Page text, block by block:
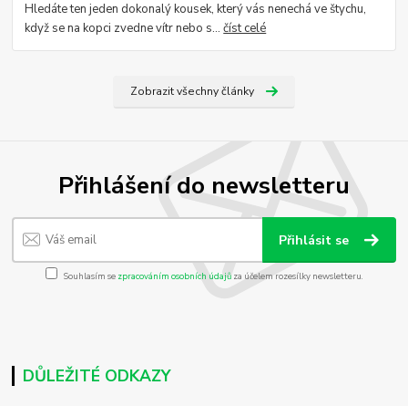
Hledáte ten jeden dokonalý kousek, který vás nenechá ve štychu,
když se na kopci zvedne vítr nebo s...číst celé
Zobrazit všechny články
Přihlášení do newsletteru
Přihlásit se
Souhlasím se zpracováním osobních údajůza účelem rozesílky newsletteru.
DŮLEŽITÉ ODKAZY